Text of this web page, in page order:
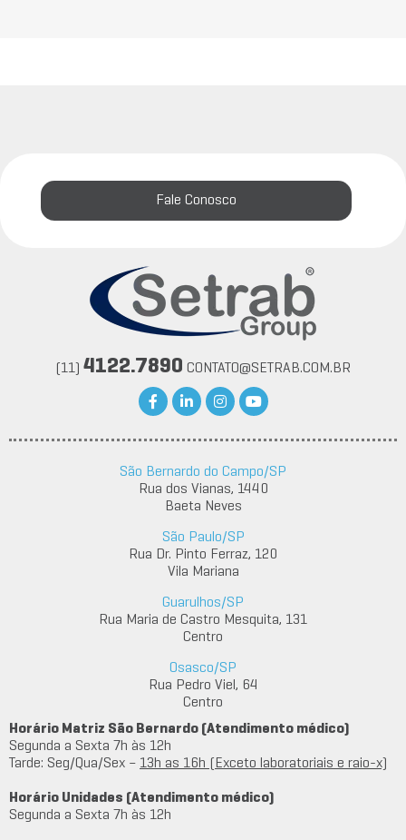
(11) 4122.7890 CONTATO@SETRAB.COM.BR
São Bernardo do Campo/SP
Rua dos Vianas, 1440
Baeta Neves
São Paulo/SP
Rua Dr. Pinto Ferraz, 120
Vila Mariana
Guarulhos/SP
Rua Maria de Castro Mesquita, 131
Centro
Osasco/SP
Rua Pedro Viel, 64
Centro
Horário Matriz São Bernardo (Atendimento médico)
Segunda a Sexta 7h às 12h
Tarde: Seg/Qua/Sex – 13h as 16h (Exceto laboratoriais e raio-x)
Horário Unidades (Atendimento médico)
Segunda a Sexta 7h às 12h
Fale Conosco